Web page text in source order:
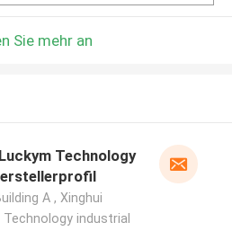
Sie mehr an
Technology
A , Xinghui
Technology industrial